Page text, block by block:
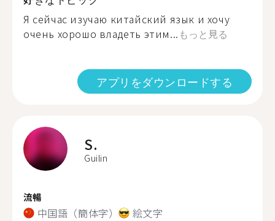
Я сейчас изучаю китайский язык и хочу
очень хорошо владеть этим... もっと見る
アプリをダウンロードする
S.
Guilin
流暢
中国語（簡体字） 絵文字